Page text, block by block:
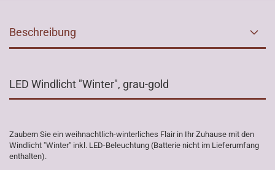
Beschreibung
LED Windlicht "Winter", grau-gold
Zaubern Sie ein weihnachtlich-winterliches Flair in Ihr Zuhause mit den
Windlicht "Winter" inkl. LED-Beleuchtung (Batterie nicht im Lieferumfang
enthalten).